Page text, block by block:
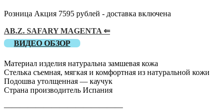
Розница Акция 7595 рублей - доставка включена
AB.Z. SAFARY MAGENTA ⇐
ВИДЕО ОБЗОР
Материал изделия натуральна замшевая кожа
Стелька съемная, мягкая и комфортная из натуральной кожи
Подошва утолщенная — каучук
Страна производитель Испания
———————————————